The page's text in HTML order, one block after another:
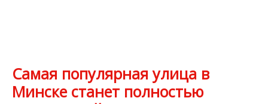
Самая популярная улица в
Минске станет полностью